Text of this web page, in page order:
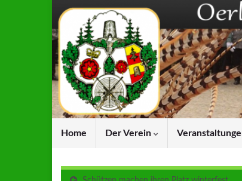
Home Der Verein